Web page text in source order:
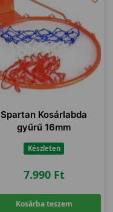
Spartan Kosárlabda
gyűrű 16mm
Készleten
7.990 Ft
Kosárba teszem